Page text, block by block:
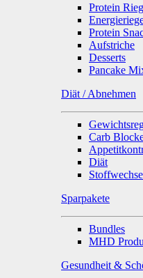
Protein
Protein
Aufstriche
Desserts
Pancake
Diät / Abnehmen
Carb
Diät
Sparpakete
Bundles
MHD
Gesundheit &